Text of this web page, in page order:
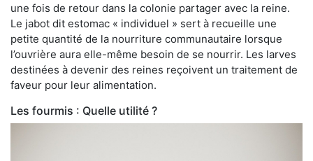
une fois de retour dans la colonie partager avec la reine.
Le jabot dit estomac « individuel » sert à recueille une
petite quantité de la nourriture communautaire lorsque
l’ouvrière aura elle-même besoin de se nourrir. Les larves
destinées à devenir des reines reçoivent un traitement de
faveur pour leur alimentation.
Les fourmis : Quelle utilité ?